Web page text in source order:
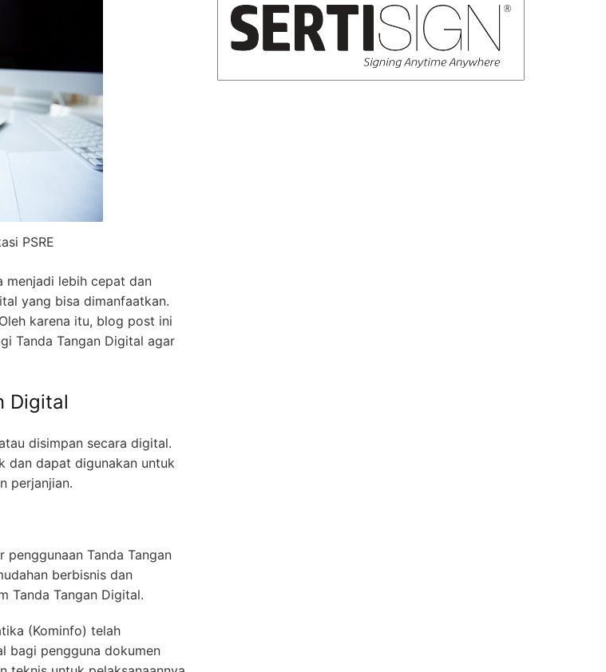
PSRE
menjadi lebih cepat dan
yang bisa dimanfaatkan.
karena itu, blog post ini
Tanda Tangan Digital agar
Digital
disimpan secara digital.
dan dapat digunakan untuk
perjanjian.
Tanda Tangan
berbisnis dan
Tanda Tangan Digital.
(Kominfo) telah
bagi pengguna dokumen